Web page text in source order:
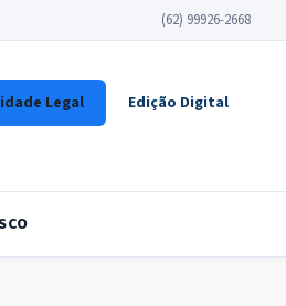
(62) 99926-2668
Legal Edição Digital